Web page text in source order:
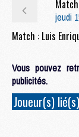
jeudi
Vous pouvez
publicités.
Joueur(s) lié(s)